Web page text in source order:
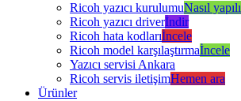
Ricoh yazıcı kurulumuNasıl
Ricoh yazıcı driverİndir
Ricoh hata kodlarıİncele
Ricoh model karşılaştırmaİncele
Yazıcı servisi Ankara
Ricoh servis iletişimHemen ara
Ürünler